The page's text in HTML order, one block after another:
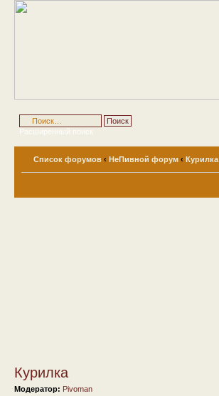
Расширенный поиск
Список форумов ‹ НеПивной форум ‹ Курилка
Курилка
Модератор: Pivoman